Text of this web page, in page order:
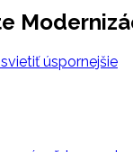
úspornejšie